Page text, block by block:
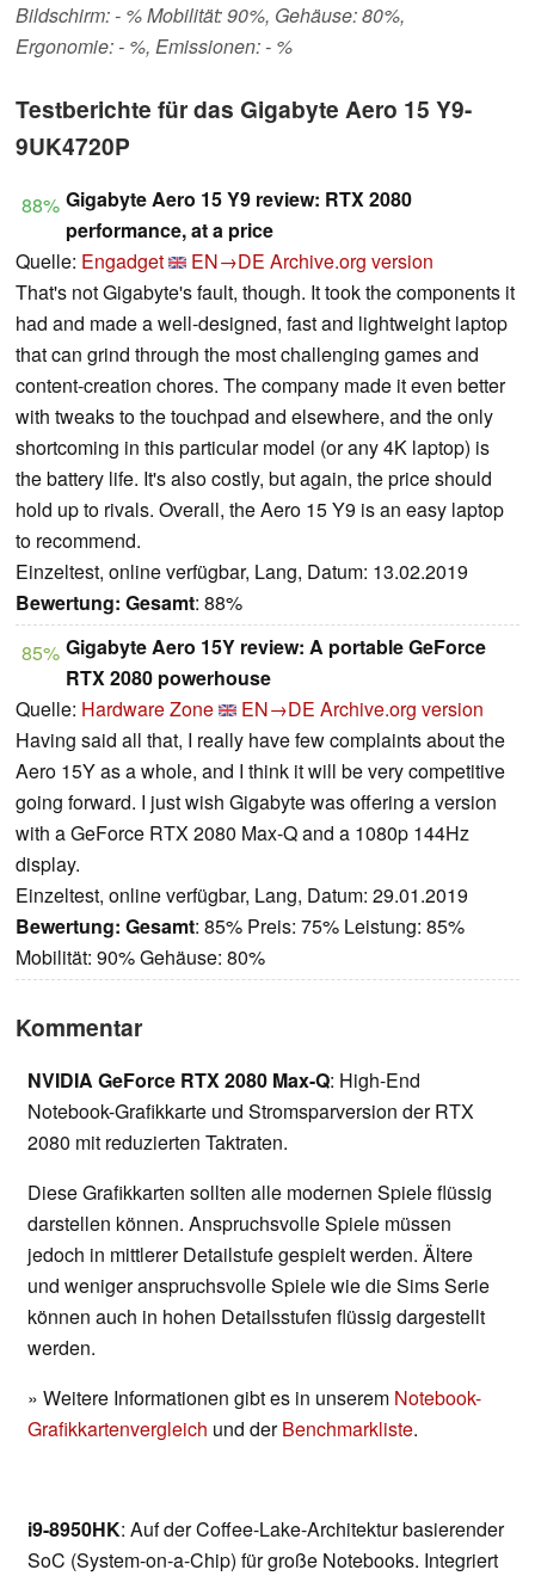
Bildschirm: - % Mobilität: 90%, Gehäuse: 80%,
Ergonomie: - %, Emissionen: - %
Testberichte für das Gigabyte Aero 15 Y9-
9UK4720P
88% Gigabyte Aero 15 Y9 review: RTX 2080
performance, at a price
Quelle: Engadget EN→DE Archive.org version
That's not Gigabyte's fault, though. It took the components it
had and made a well-designed, fast and lightweight laptop
that can grind through the most challenging games and
content-creation chores. The company made it even better
with tweaks to the touchpad and elsewhere, and the only
shortcoming in this particular model (or any 4K laptop) is
the battery life. It's also costly, but again, the price should
hold up to rivals. Overall, the Aero 15 Y9 is an easy laptop
to recommend.
Einzeltest, online verfügbar, Lang, Datum: 13.02.2019
Bewertung: Gesamt: 88%
85% Gigabyte Aero 15Y review: A portable GeForce
RTX 2080 powerhouse
Quelle: Hardware Zone EN→DE Archive.org version
Having said all that, I really have few complaints about the
Aero 15Y as a whole, and I think it will be very competitive
going forward. I just wish Gigabyte was offering a version
with a GeForce RTX 2080 Max-Q and a 1080p 144Hz
display.
Einzeltest, online verfügbar, Lang, Datum: 29.01.2019
Bewertung: Gesamt: 85% Preis: 75% Leistung: 85%
Mobilität: 90% Gehäuse: 80%
Kommentar
NVIDIA GeForce RTX 2080 Max-Q: High-End
Notebook-Grafikkarte und Stromsparversion der RTX
2080 mit reduzierten Taktraten.
Diese Grafikkarten sollten alle modernen Spiele flüssig
darstellen können. Anspruchsvolle Spiele müssen
jedoch in mittlerer Detailstufe gespielt werden. Ältere
und weniger anspruchsvolle Spiele wie die Sims Serie
können auch in hohen Detailsstufen flüssig dargestellt
werden.
» Weitere Informationen gibt es in unserem Notebook-
Grafikkartenvergleich und derBenchmarkliste.
i9-8950HK: Auf der Coffee-Lake-Architektur basierender
SoC (System-on-a-Chip) für große Notebooks. Integriert